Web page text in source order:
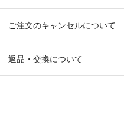
ご注文のキャンセルについて
返品・交換について